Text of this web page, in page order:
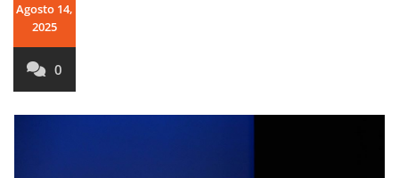
Agosto 14,
2025
0